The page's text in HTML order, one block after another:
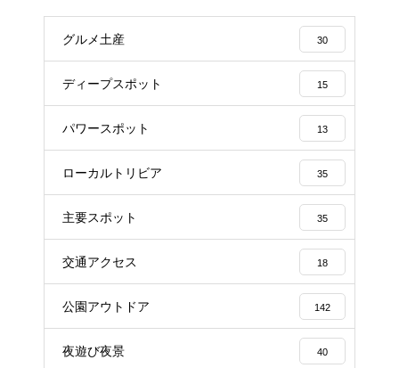
グルメ土産 30
ディープスポット 15
パワースポット 13
ローカルトリビア 35
主要スポット 35
交通アクセス 18
公園アウトドア 142
夜遊び夜景 40